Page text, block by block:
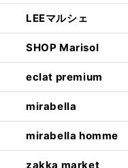
LEEマルシェ
SHOP Marisol
eclat premium
mirabella
mirabella homme
zakka market